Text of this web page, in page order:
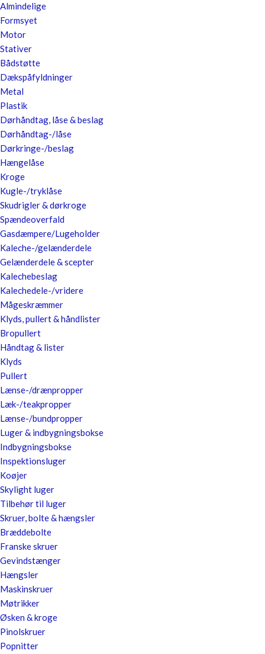
Almindelige
Formsyet
Motor
Stativer
Bådstøtte
Dækspåfyldninger
Metal
Plastik
Dørhåndtag, låse & beslag
Dørhåndtag-/låse
Dørkringe-/beslag
Hængelåse
Kroge
Kugle-/tryklåse
Skudrigler & dørkroge
Spændeoverfald
Gasdæmpere/Lugeholder
Kaleche-/gelænderdele
Gelænderdele & scepter
Kalechebeslag
Kalechedele-/vridere
Mågeskræmmer
Klyds, pullert & håndlister
Bropullert
Håndtag & lister
Klyds
Pullert
Lænse-/drænpropper
Læk-/teakpropper
Lænse-/bundpropper
Luger & indbygningsbokse
Indbygningsbokse
Inspektionsluger
Koøjer
Skylight luger
Tilbehør til luger
Skruer, bolte & hængsler
Bræddebolte
Franske skruer
Gevindstænger
Hængsler
Maskinskruer
Møtrikker
Øsken & kroge
Pinolskruer
Popnitter